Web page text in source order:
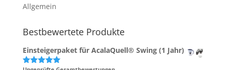
Allgemein
Bestbewertete Produkte
Einsteigerpaket für AcalaQuell® Swing (1 Jahr)